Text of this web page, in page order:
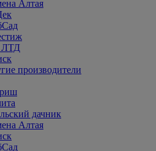
Алтая
производители
дачник
Алтая